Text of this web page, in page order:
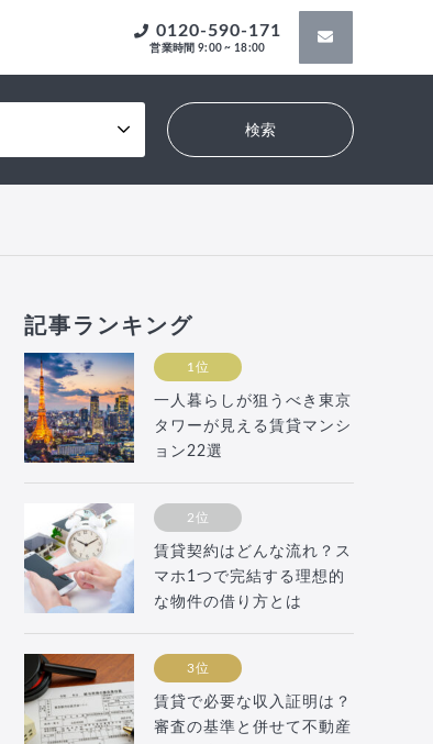
0120-590-171
営業時間 9:00 ~ 18:00
記事ランキング
1位
一人暮らしが狙うべき東京
タワーが見える賃貸マンシ
ョン22選
2位
賃貸契約はどんな流れ？ス
マホ1つで完結する理想的
な物件の借り方とは
3位
賃貸で必要な収入証明は？
審査の基準と併せて不動産